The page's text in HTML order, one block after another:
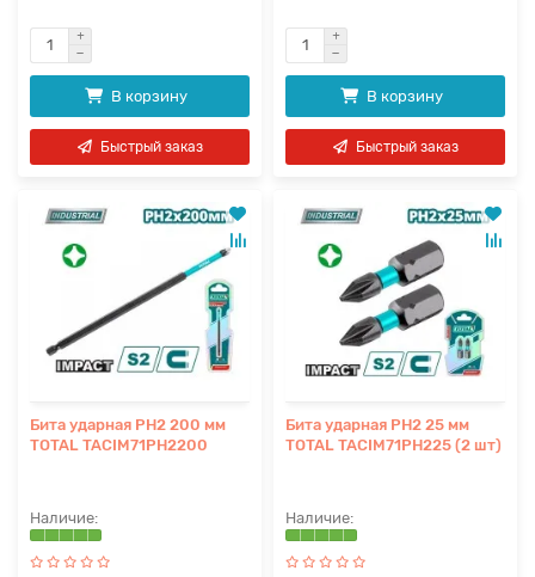
В корзину
Быстрый заказ
В корзину
Быстрый заказ
Бита ударная PH2 200 мм
TOTAL TACIM71PH2200
Бита ударная PH2 25 мм
TOTAL TACIM71PH225 (2 шт)